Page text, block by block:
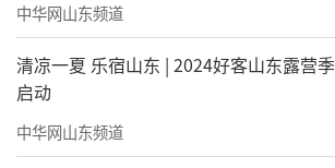
中华网山东频道
清凉一夏 乐宿山东 | 2024好客山东露营季
启动
中华网山东频道